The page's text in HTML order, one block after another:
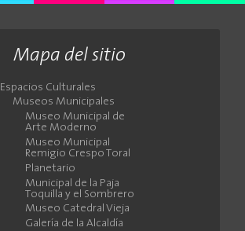
Mapa del sitio
Espacios Culturales
Museos Municipales
Museo Municipal de
Arte Moderno
Museo Municipal
Remigio Crespo Toral
Planetario
Municipal de la Paja
Toquilla y el Sombrero
Museo Catedral Vieja
Galería de la Alcaldía